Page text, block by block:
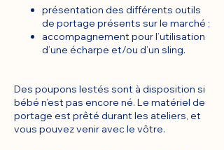
présentation des différents outils
de portage présents sur le marché ;
accompagnement pour l’utilisation
d’une écharpe et/ou d’un sling.
Des poupons lestés sont à disposition si
bébé n’est pas encore né. Le matériel de
portage est prêté durant les ateliers, et
vous pouvez venir avec le vôtre.